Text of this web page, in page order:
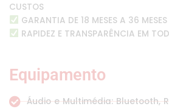
CUSTOS
GARANTIA DE 18 MESES A 36 MESES
RAPIDEZ E TRANSPARÊNCIA EM
Equipamento
Áudio e Multimédia: Bluetooth,